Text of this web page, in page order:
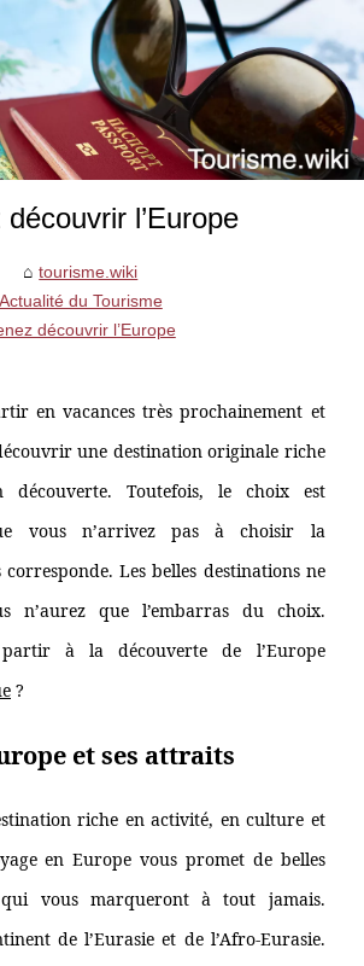
découvrir l’Europe
tourisme.wiki
Actualité du Tourisme
découvrir l’Europe
en vacances très prochainement et
une destination originale riche
découverte. Toutefois, le choix est
vous n’arrivez pas à choisir la
Les belles destinations ne
n’aurez que l’embarras du choix.
à la découverte de l’Europe
?
et ses attraits
riche en activité, en culture et
en Europe vous promet de belles
qui vous marqueront à tout jamais.
de l’Eurasie et de l’Afro-Eurasie.